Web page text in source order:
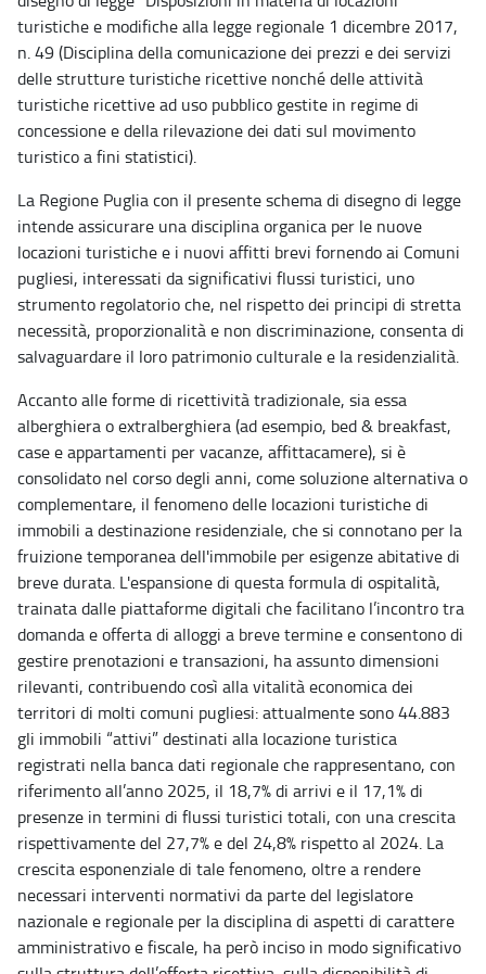
turistiche e modifiche alla legge regionale 1 dicembre 2017,
n. 49 (Disciplina della comunicazione dei prezzi e dei servizi
delle strutture turistiche ricettive nonché delle attività
turistiche ricettive ad uso pubblico gestite in regime di
concessione e della rilevazione dei dati sul movimento
turistico a fini statistici).
La Regione Puglia con il presente schema di disegno di legge
intende assicurare una disciplina organica per le nuove
locazioni turistiche e i nuovi affitti brevi fornendo ai Comuni
pugliesi, interessati da significativi flussi turistici, uno
strumento regolatorio che, nel rispetto dei principi di stretta
necessità, proporzionalità e non discriminazione, consenta di
salvaguardare il loro patrimonio culturale e la residenzialità.
Accanto alle forme di ricettività tradizionale, sia essa
alberghiera o extralberghiera (ad esempio, bed & breakfast,
case e appartamenti per vacanze, affittacamere), si è
consolidato nel corso degli anni, come soluzione alternativa o
complementare, il fenomeno delle locazioni turistiche di
immobili a destinazione residenziale, che si connotano per la
fruizione temporanea dell'immobile per esigenze abitative di
breve durata. L'espansione di questa formula di ospitalità,
trainata dalle piattaforme digitali che facilitano l’incontro tra
domanda e offerta di alloggi a breve termine e consentono di
gestire prenotazioni e transazioni, ha assunto dimensioni
rilevanti, contribuendo così alla vitalità economica dei
territori di molti comuni pugliesi: attualmente sono 44.883
gli immobili “attivi” destinati alla locazione turistica
registrati nella banca dati regionale che rappresentano, con
riferimento all’anno 2025, il 18,7% di arrivi e il 17,1% di
presenze in termini di flussi turistici totali, con una crescita
rispettivamente del 27,7% e del 24,8% rispetto al 2024. La
crescita esponenziale di tale fenomeno, oltre a rendere
necessari interventi normativi da parte del legislatore
nazionale e regionale per la disciplina di aspetti di carattere
amministrativo e fiscale, ha però inciso in modo significativo